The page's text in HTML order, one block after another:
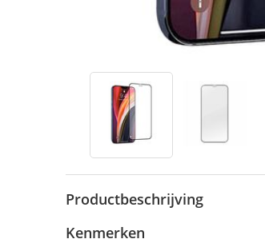
Productbeschrijving
Kenmerken